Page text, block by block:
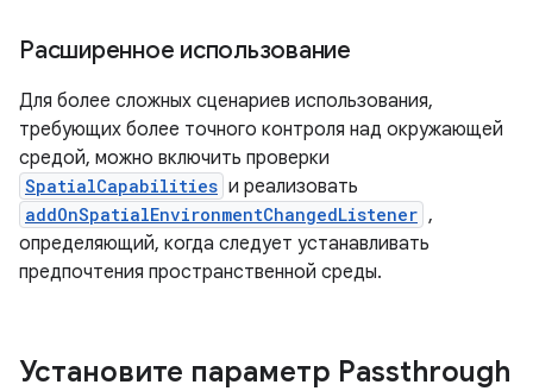
Расширенное использование
Для более сложных сценариев использования,
требующих более точного контроля над окружающей
средой, можно включить проверки
SpatialCapabilities и реализовать
addOnSpatialEnvironmentChangedListener ,
определяющий, когда следует устанавливать
предпочтения пространственной среды.
Установите параметр Passthrough